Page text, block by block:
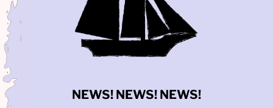
NEWS! NEWS! NEWS!